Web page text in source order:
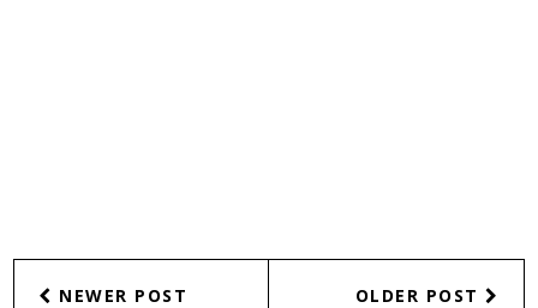
NEWER POST OLDER POST